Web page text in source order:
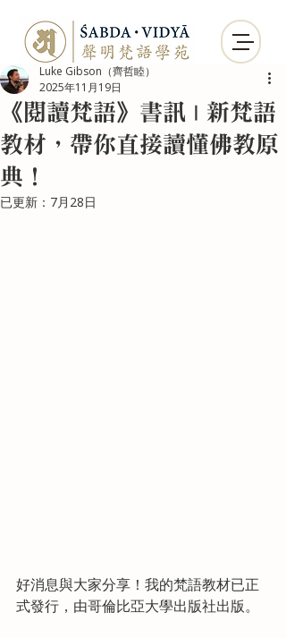
《閱讀梵語》書訊 | 新梵語
教材，帶你直接讀懂佛教原
典！
Luke Gibson（齊哲睦）
2025年11月19日
已更新： 7月28日
好消息與大家分享！我的梵語教材已正
式發行，由哥倫比亞大學出版社出版。